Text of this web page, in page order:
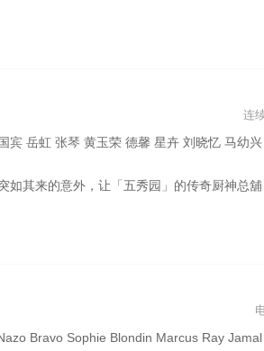
连
睿绅 邱子芯 游诗璟 周宜霈 赖郁庭 郭亚棠 刘书宏 陈素珍 刘汉强 王岳丰 黄圆元 王上豪 蔡力谦 王希华 安伯政 Charks
开最醉的车，住最好的医院，打最贵的石膏，玩最炫的轮椅，睡最好的棺材，挖最深的坑，埋最好的土，烧最厚的纸，长最高的坟头草。。然而，25年后，尘封的秘密即将重现，恩怨情仇再度捲土重来，一段段亲情与背叛交错的故事，将牵动所有人的命运…
Trulove Caroline Hallum Anthony Sinopoli Byron Coolie 梅勒迪斯·万丘克